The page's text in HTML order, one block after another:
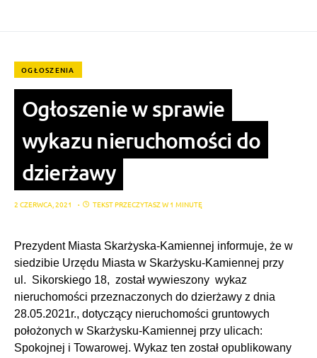
OGŁOSZENIA
Ogłoszenie w sprawie
wykazu nieruchomości do
dzierżawy
2 CZERWCA, 2021 TEKST PRZECZYTASZ W 1 MINUTĘ
Prezydent Miasta Skarżyska-Kamiennej informuje, że w
siedzibie Urzędu Miasta w Skarżysku-Kamiennej przy
ul. Sikorskiego 18, został wywieszony wykaz
nieruchomości przeznaczonych do dzierżawy z dnia
28.05.2021r., dotyczący nieruchomości gruntowych
położonych w Skarżysku-Kamiennej przy ulicach:
Spokojnej i Towarowej. Wykaz ten został opublikowany